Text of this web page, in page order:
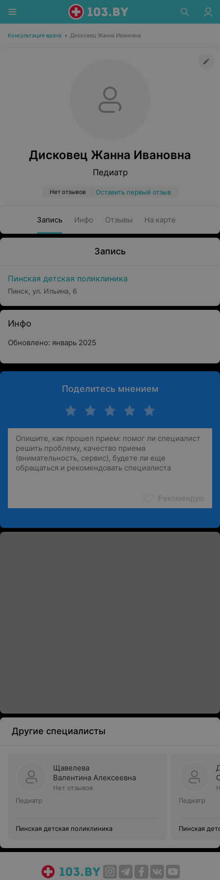
Консультация врача • Дисковец Жанна Ивановна
Дисковец Жанна Ивановна
Педиатр
Нет отзывов Оставить первый отзыв
Запись Инфо Отзывы На карте
Запись
Пинская детская поликлиника
Пинск, ул. Ильина, 6
Инфо
Обновлено: январь 2025
Поделитесь мнением
Рекомендую
Другие специалисты
Щавелева
Валентина Алексеевна
Нет отзывов
Педиатр
Пинская детская поликлиника
Педиатр
Пинская